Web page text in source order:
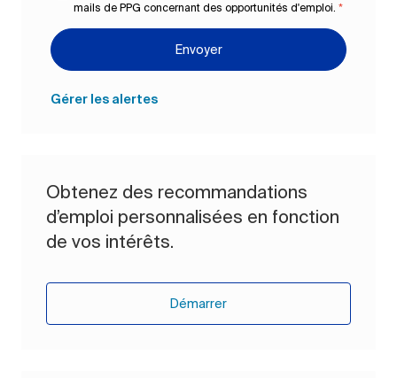
mails de PPG concernant des opportunités d'emploi. *
Envoyer
Gérer les alertes
Obtenez des recommandations
d’emploi personnalisées en fonction
de vos intérêts.
Démarrer